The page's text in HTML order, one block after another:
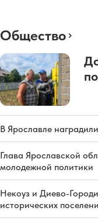
Общество
В Ярославле
Глава Ярославской
молодежной политики
Некоуз и Диево-
исторических